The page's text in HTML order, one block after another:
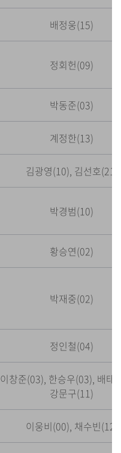
배정웅(15)
정회헌(09)
박동준(03)
계정한(13)
김광영(10), 김선호(21)
박경범(10)
황승연(02)
박재중(02)
정인철(04)
이창준(03), 한승우(03), 배태
강문구(11)
이웅비(00), 채수빈(12)